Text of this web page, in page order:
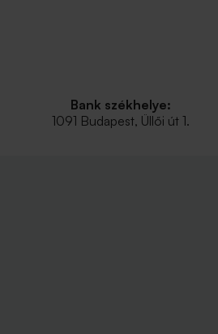
Bank székhelye:
1091 Budapest, Üllői út 1.